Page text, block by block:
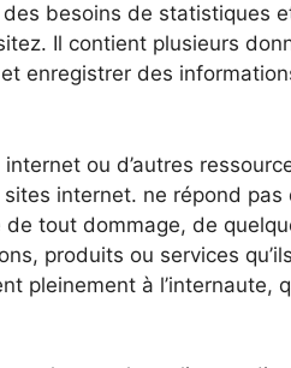
besoins de statistiques
Il contient plusieurs
enregistrer des
ou d’autres
internet. ne répond
tout dommage, de
produits ou services
pleinement à l’internaute,